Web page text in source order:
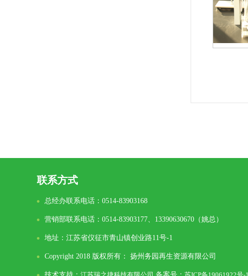
联系方式
总经办联系电话：0514-83903168
营销部联系电话：0514-83903177、13390630670（姚总）
地址：江苏省仪征市青山镇创业路11号-1
Copyright 2018 版权所有： 扬州务园再生资源有限公司